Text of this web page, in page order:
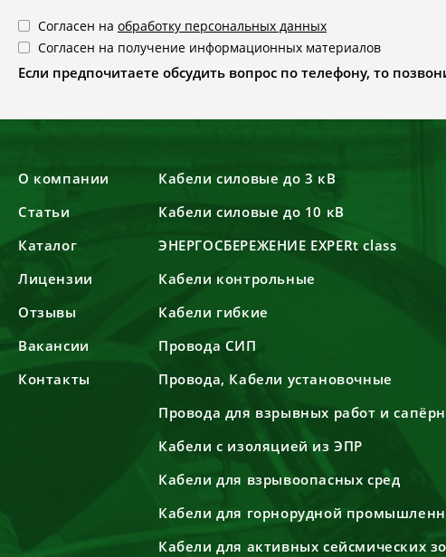
Согласен на обработку персональных данных
Согласен на получение информационных материалов
Если предпочитаете обсудить вопрос по телефону, то
О компании
Статьи
Каталог
Лицензии
Отзывы
Вакансии
Контакты
Кабели силовые до 3 кВ
Кабели силовые до 10 кВ
ЭНЕРГОСБЕРЕЖЕНИЕ EXPERt class
Кабели контрольные
Кабели гибкие
Провода СИП
Провода, Кабели установочные
Провода для взрывных работ и
Кабели с изоляцией из ЭПР
Кабели для взрывоопасных сред
Кабели для горнорудной
Кабели для активных сейсмических